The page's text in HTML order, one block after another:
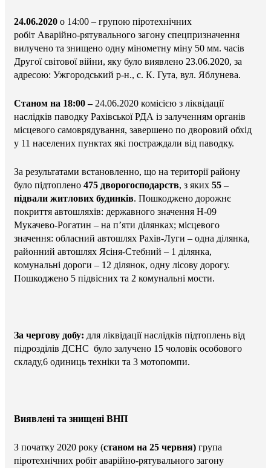
24.06.2020 о 14:00 – групою піротехнічних
робіт Аварійно-рятувального загону спецпризначення
вилучено та знищено одну мінометну міну 50 мм. часів
Другої світової війни, яку було виявлено 23.06.2020, за
адресою: Ужгородський р-н., с. К. Гута, вул. Яблунева.
Станом на 18:00 –24.06.2020 комісією з ліквідації
наслідків паводку Рахівської РДА із залученням органів
місцевого самоврядування, завершено по дворовий обхід
у 11 населених пунктах які постраждали від паводку.
За результатами встановленно, що на території району
було підтоплено 475 дворогосподарств, з яких 55 –
підвали житлових будинків. Пошкоджено дорожнє
покриття автошляхів: державного значення Н-09
Мукачево-Рогатин – на п’яти ділянках; місцевого
значення: обласний автошлях Рахів-Луги – одна ділянка,
районний автошлях Ясіня-Стебний – 1 ділянка,
комунальні дороги – 12 ділянок, одну лісову дорогу.
Пошкоджено 5 підвісних та 2 комунальні мости.
За чергову добу: для ліквідації наслідків підтоплень від
підрозділів ДСНС було залучено 15 чоловік особового
складу,6 одиниць техніки та 3 мотопомпи.
Виявлені та знищені ВНП
З початку 2020 року (станом на 25 червня) група
піротехнічних робіт аварійно-рятувального загону